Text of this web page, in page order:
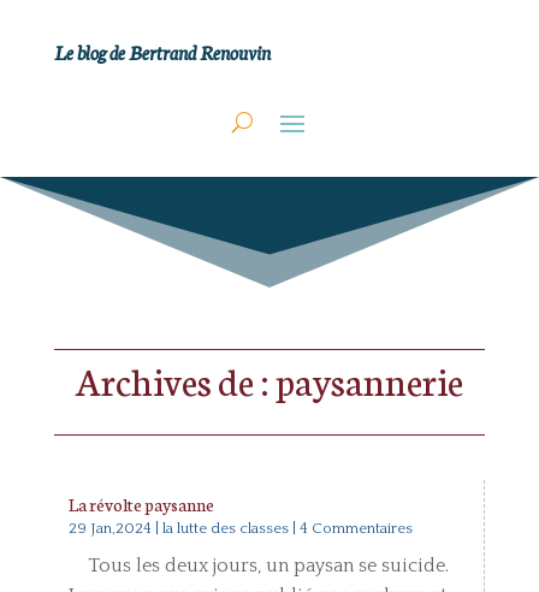
Le blog de Bertrand Renouvin
Archives de : paysannerie
La révolte paysanne
29 Jan,2024 la lutte des classes| 4 Commentaires
Tous les deux jours, un paysan se suicide.